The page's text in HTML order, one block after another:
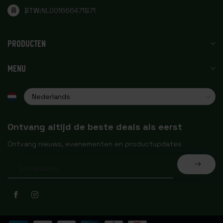
BTW:NL001666471B71
PRODUCTEN
MENU
Ontvang altijd de beste deals als eerst
Ontvang nieuws, evenementen en productupdates